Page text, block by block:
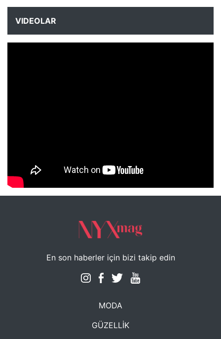
VIDEOLAR
NYXmag 2. Yaş Kutlama Etkinliği
En son haberler için bizi takip edin
MODA
GÜZELLİK